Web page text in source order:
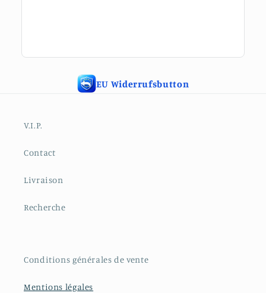
EU Widerrufsbutton
V.I.P.
Contact
Livraison
Recherche
Conditions générales de vente
Mentions légales